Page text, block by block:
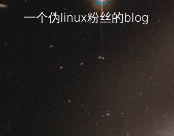
一个伪linux粉丝的blog